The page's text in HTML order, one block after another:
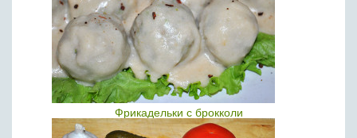
Фрикадельки с брокколи